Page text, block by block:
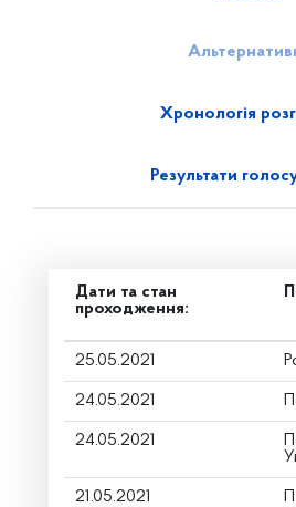
Хронологія
Результати
Дати та стан
проходження:
25.05.2021
24.05.2021
24.05.2021
21.05.2021